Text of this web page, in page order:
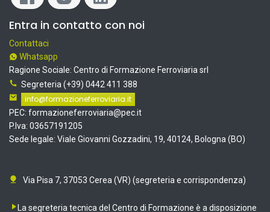
Entra in contatto con noi
Contattaci
Whatsapp
Ragione Sociale: Centro di Formazione Ferroviaria srl
Segreteria (+39) 0442 411 388
info@formazioneferroviaria.it
PEC: formazioneferroviaria@pec.it
P.Iva: 03657191205
Sede legale: Viale Giovanni Gozzadini, 19, 40124, Bologna (BO)
Via Pisa 7, 37053 Cerea (VR) (segreteria e corrispondenza)
La segreteria tecnica del Centro di Formazione è a disposizione